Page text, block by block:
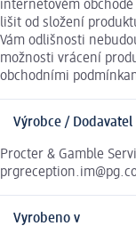
internetovém
lišit od složení
Vám odlišnosti
možnosti vrácení
obchodními
Výrobce / Dodavatel
Procter & Gamble
Vyrobeno v